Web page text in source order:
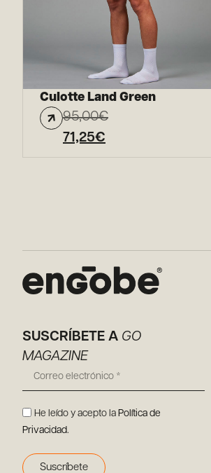
Culotte Land Green
95,00€
71,25€
SUSCRÍBETE A GO
MAGAZINE
He leído y acepto la Política de
Privacidad.
Suscríbete